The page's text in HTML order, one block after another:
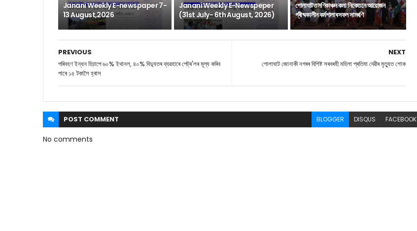
Janani Weekly E-newspaper 7-
13 August,2026
Janani Weekly E-Newspeper
(31st July- 6th August, 2026)
গোলাঘাটত মণিকাঞ্চন কলা নিকেতনে আয়োজন
গ্ৰীষ্মকালীন কৰ্মশালাৰ সফল সামৰণি
NEXT
গোলাঘাট জোনাকী নগৰৰ‌ বিশিষ্ট সৰবৰহী মহিলা প্ৰতিমা দেৱীৰ মৃত্যুত শোক
PREVIOUS
পৰিবহণ ইন্ধন হিচাপে ৬০% ইথানল, ৪০% বিদ্যুতৰ ব্যৱহাৰে পেট্ৰ'লৰ মূল্য কৰিব
পাৰে ১৫ টকালৈ হ্ৰাস
POST COMMENT BLOGGER DISQUS FACEBOOK
No comments